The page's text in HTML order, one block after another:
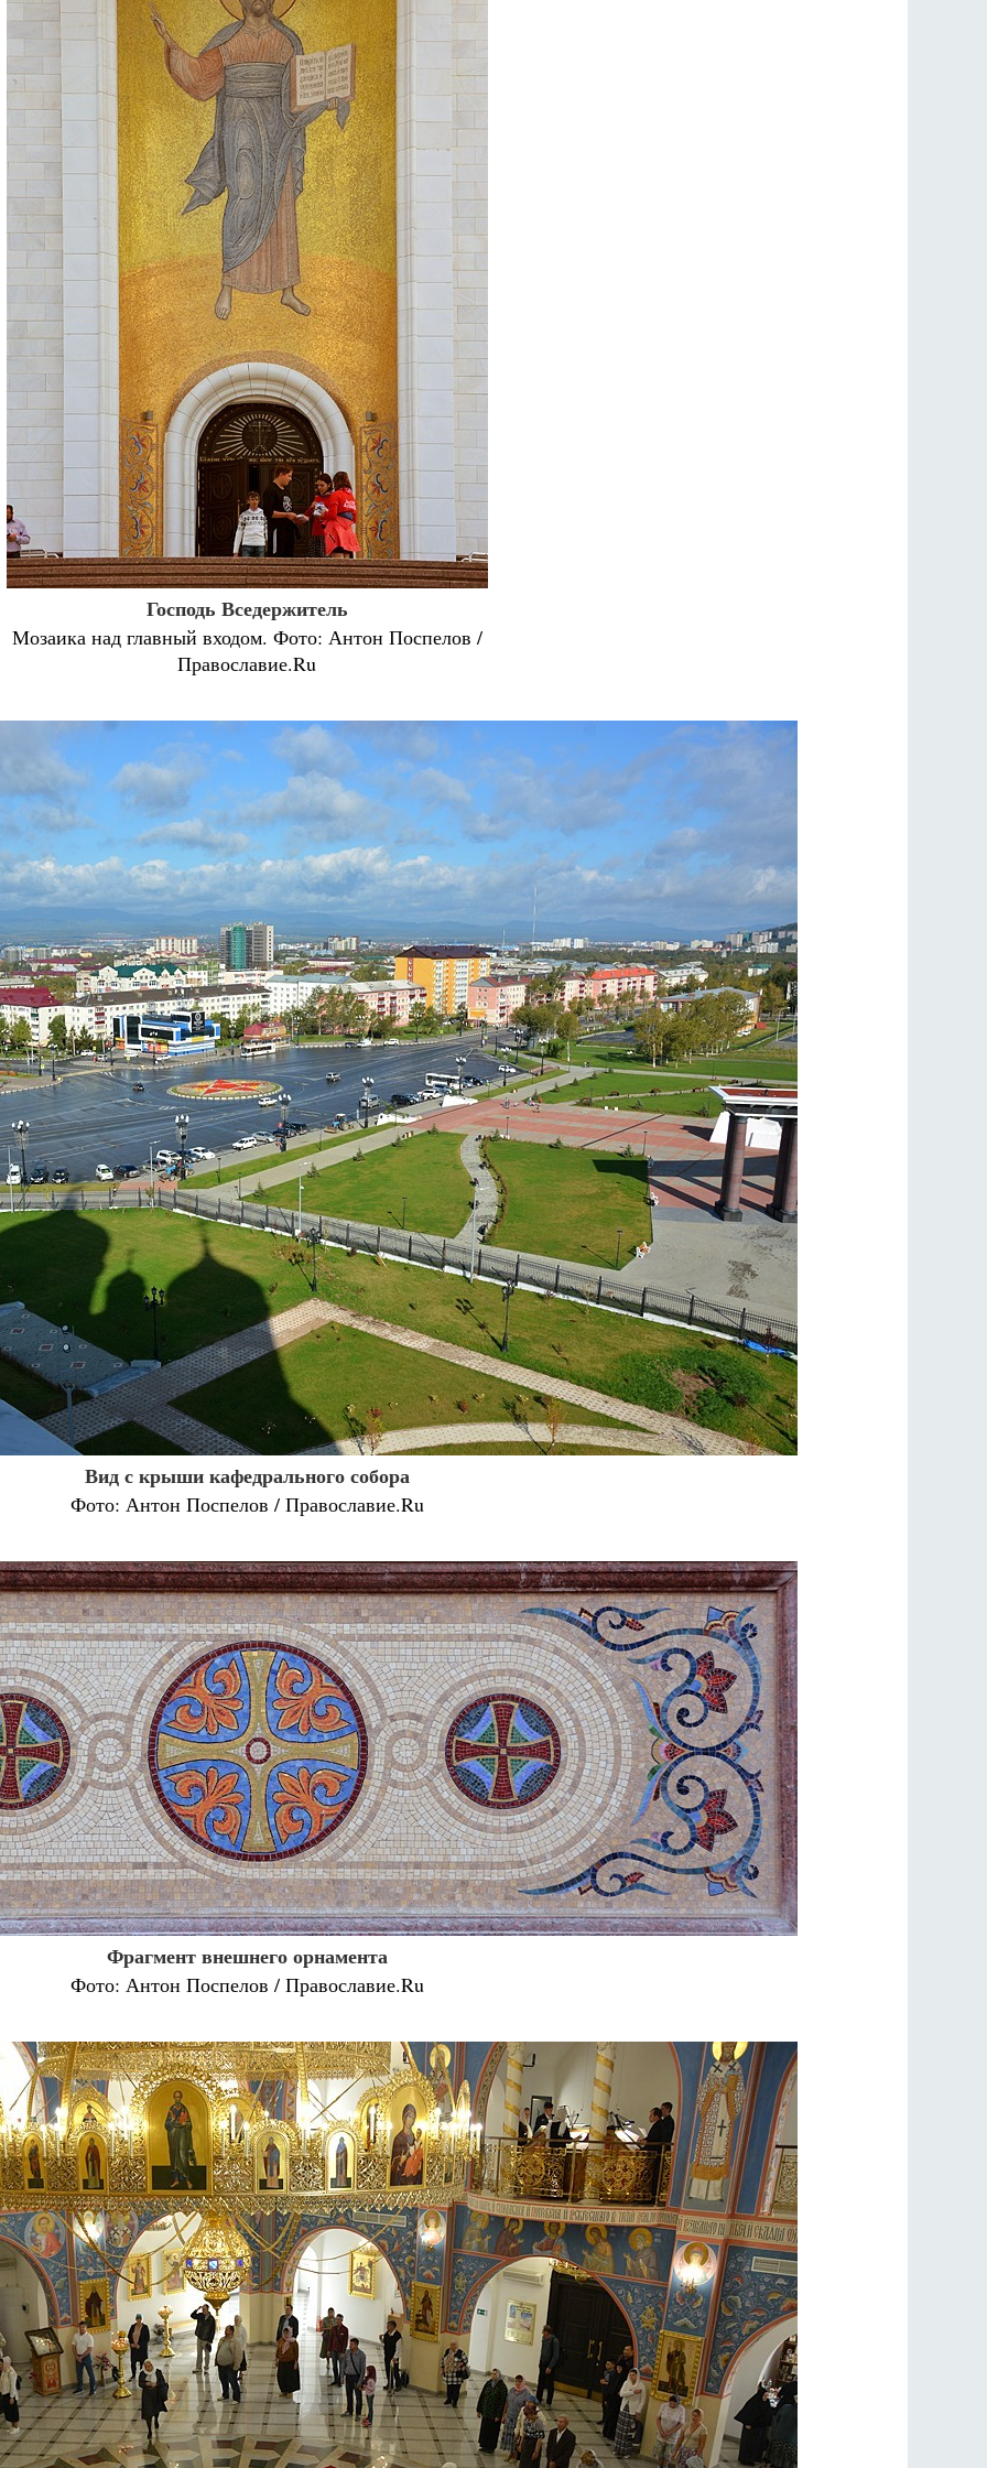
Господь Вседержитель
Мозаика над главный входом. Фото: Антон Поспелов /
Православие.Ru
Вид с крыши кафедрального собора
Фото: Антон Поспелов / Православие.Ru
Фрагмент внешнего орнамента
Фото: Антон Поспелов / Православие.Ru